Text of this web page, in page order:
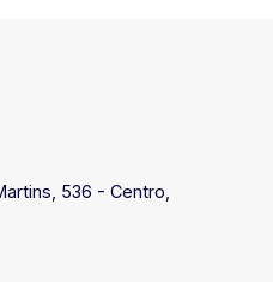
536 - Centro,